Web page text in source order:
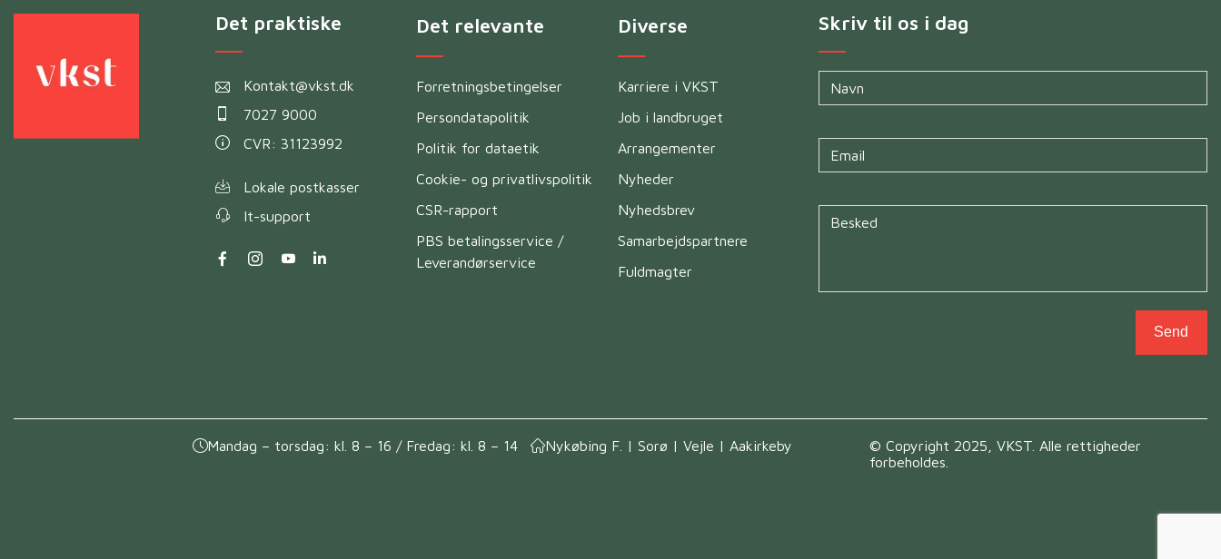
Det praktiske
Kontakt@vkst.dk
7027 9000
CVR: 31123992
Lokale postkasser
It-support
Det relevante
Forretningsbetingelser
Persondatapolitik
Politik for dataetik
Cookie- og privatlivspolitik
CSR-rapport
PBS betalingsservice /
Leverandørservice
Diverse
Karriere i VKST
Job i landbruget
Arrangementer
Nyheder
Nyhedsbrev
Samarbejdspartnere
Fuldmagter
Skriv til os i dag
Navn*
Untitled*
Untitled*
Send
Mandag – torsdag: kl. 8 – 16 / Fredag: kl. 8 – 14 Nykøbing F. | Sorø | Vejle | Aakirkeby
© Copyright 2025, VKST. Alle rettigheder
forbeholdes.